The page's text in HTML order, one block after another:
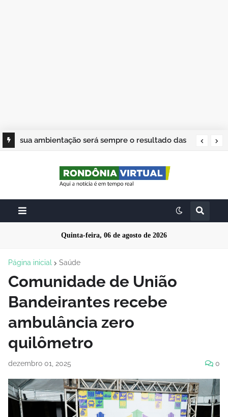
sua ambientação será sempre o resultado das
Quinta-feira, 06 de agosto de 2026
Página inicial Saúde
Comunidade de União
Bandeirantes recebe
ambulância zero
quilômetro
dezembro 01, 2025 0